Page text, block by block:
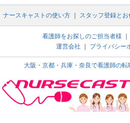
ナースキャストの使い方｜ スタッフ登録と
看護師をお探しのご担当者様
運営会社 ｜ プライバシー
大阪・京都・兵庫・奈良で看護師の